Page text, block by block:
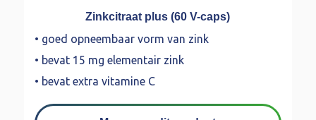
Zinkcitraat plus (60 V-caps)
• goed opneembaar vorm van zink
• bevat 15 mg elementair zink
• bevat extra vitamine C